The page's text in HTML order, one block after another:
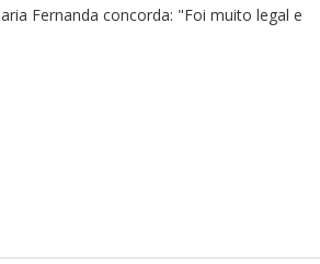
Fernanda concorda: "Foi muito legal e